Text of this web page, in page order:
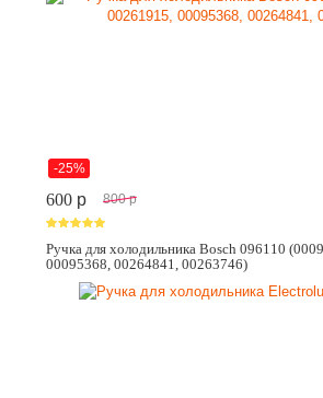
-25%
600 p 800 p
Ручка для холодильника Bosch 096110
00095368, 00264841, 00263746)